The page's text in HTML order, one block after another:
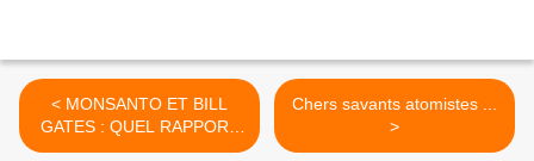
< MONSANTO ET BILL
GATES : QUEL RAPPORT
?
Chers savants atomistes ...
>